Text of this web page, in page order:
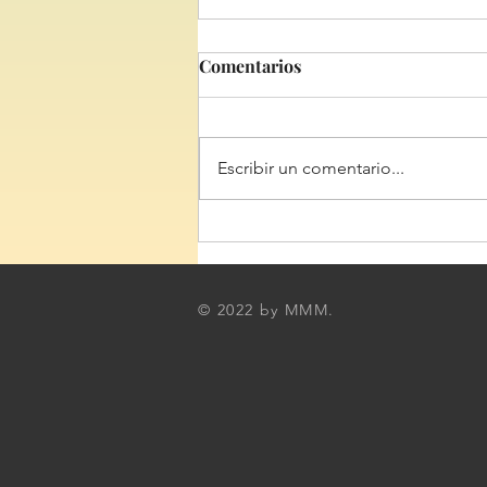
desde Michoacán
Comentarios
Escribir un comentario...
© 2022 by MMM.